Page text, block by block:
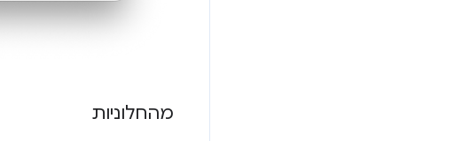
מהחלוניות